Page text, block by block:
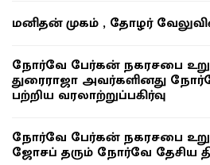
மனிதன் முகம் , தோழர்
நோர்வே பேர்கன் நகரசபை
துரைராஜா அவர்களினது
பற்றிய வரலாற்றுப்பகிர்வு
நோர்வே பேர்கன் நகரசபை
ஜோசப் தரும் நோர்வே தேசிய